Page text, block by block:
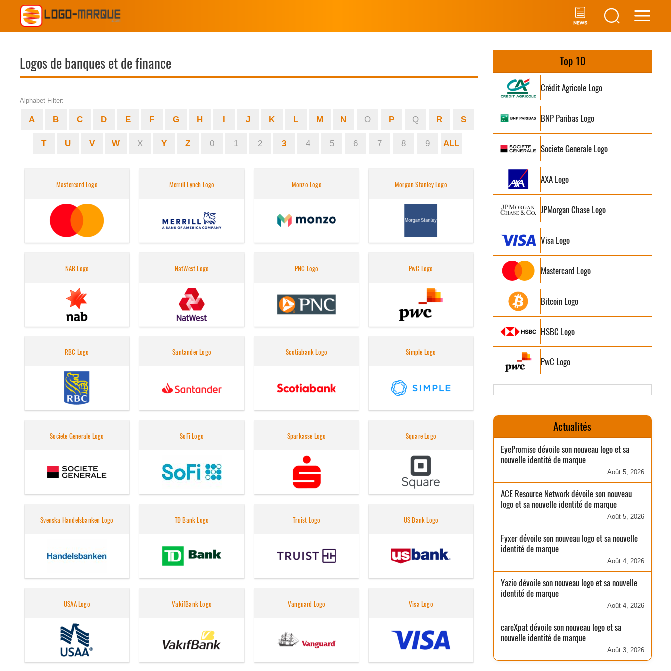
Logos de banques et de finance
Alphabet Filter:
A B C D E F G H I J K L M N O P Q R S
T U V W X Y Z 0 1 2 3 4 5 6 7 8 9 ALL
Mastercard Logo Merrill Lynch Logo Monzo Logo Morgan Stanley Logo
NAB Logo NatWest Logo PNC Logo PwC Logo
RBC Logo Santander Logo Scotiabank Logo Simple Logo
Societe Generale Logo SoFi Logo Sparkasse Logo Square Logo
Svenska Handelsbanken Logo TD Bank Logo Truist Logo US Bank Logo
USAA Logo VakifBank Logo Vanguard Logo Visa Logo
Top 10
Crédit Agricole Logo
BNP Paribas Logo
Societe Generale Logo
AXA Logo
JPMorgan Chase Logo
Visa Logo
Mastercard Logo
Bitcoin Logo
HSBC Logo
PwC Logo
Actualités
EyePromise dévoile son nouveau logo et sa
nouvelle identité de marque
Août 5, 2026
ACE Resource Network dévoile son nouveau
logo et sa nouvelle identité de marque
Août 5, 2026
Fyxer dévoile son nouveau logo et sa nouvelle
identité de marque
Août 4, 2026
Yazio dévoile son nouveau logo et sa nouvelle
identité de marque
Août 4, 2026
careXpat dévoile son nouveau logo et sa
nouvelle identité de marque
Août 3, 2026